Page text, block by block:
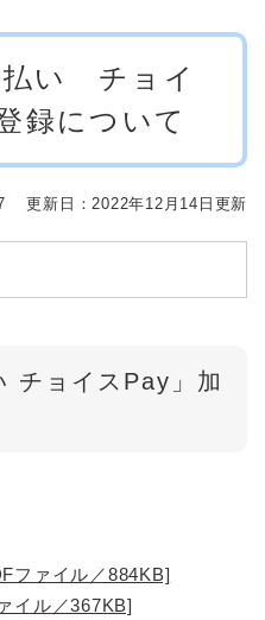
払い チョイ
録について
更新日：2022年12月14日更新
チョイスPay」加
ファイル／884KB]
イル／367KB]